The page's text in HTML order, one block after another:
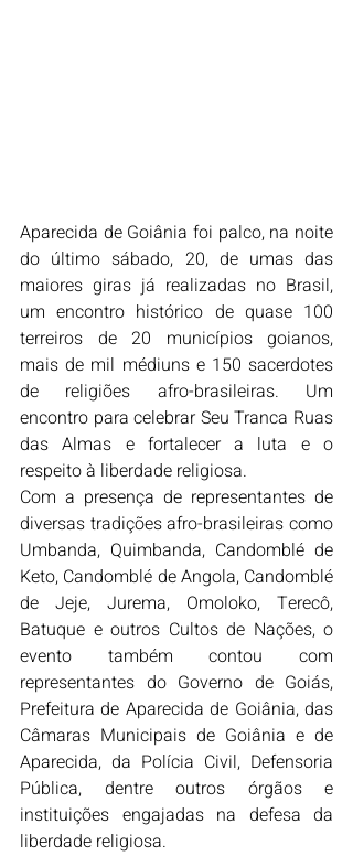
Aparecida de Goiânia foi palco, na noite
do último sábado, 20, de umas das
maiores giras já realizadas no Brasil,
um encontro histórico de quase 100
terreiros de 20 municípios goianos,
mais de mil médiuns e 150 sacerdotes
de religiões afro-brasileiras. Um
encontro para celebrar Seu Tranca Ruas
das Almas e fortalecer a luta e o
respeito à liberdade religiosa.
Com a presença de representantes de
diversas tradições afro-brasileiras como
Umbanda, Quimbanda, Candomblé de
Keto, Candomblé de Angola, Candomblé
de Jeje, Jurema, Omoloko, Terecô,
Batuque e outros Cultos de Nações, o
evento também contou com
representantes do Governo de Goiás,
Prefeitura de Aparecida de Goiânia, das
Câmaras Municipais de Goiânia e de
Aparecida, da Polícia Civil, Defensoria
Pública, dentre outros órgãos e
instituições engajadas na defesa da
liberdade religiosa.